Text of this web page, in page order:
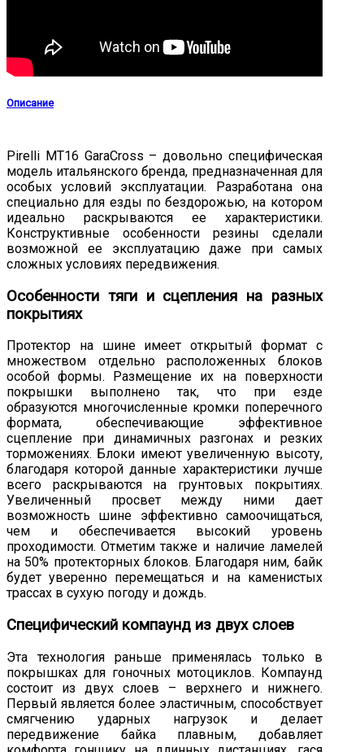
Описание
Pirelli MT16 GaraCross – довольно специфическая
модель итальянского бренда, предназначенная для
особых условий эксплуатации. Разработана она
специально для езды по бездорожью, на котором
идеально раскрываются ее характеристики.
Конструктивные особенности резины сделали
возможной ее эксплуатацию даже при самых
сложных условиях передвижения.
Особенности тяги и сцепления на разных
покрытиях
Протектор на шине имеет открытый формат с
множеством отдельно расположенных блоков
особой формы. Размещение их на поверхности
покрышки выполнено так, что при езде
образуются многочисленные кромки поперечного
формата, обеспечивающие эффективное
сцепление при динамичных разгонах и резких
торможениях. Блоки имеют увеличенную высоту,
благодаря которой данные характеристики лучше
всего раскрываются на грунтовых покрытиях.
Увеличенный просвет между ними дает
возможность шине эффективно самоочищаться,
чем и обеспечивается высокий уровень
проходимости. Отметим также и наличие ламелей
на 50% протекторных блоков. Благодаря ним, байк
будет уверенно перемещаться и на каменистых
трассах в сухую погоду и дождь.
Специфический компаунд из двух слоев
Эта технология раньше применялась только в
покрышках для гоночных мотоциклов. Компаунд
состоит из двух слоев – верхнего и нижнего.
Первый является более эластичным, способствует
смягчению ударных нагрузок и делает
передвижение байка плавным, добавляет